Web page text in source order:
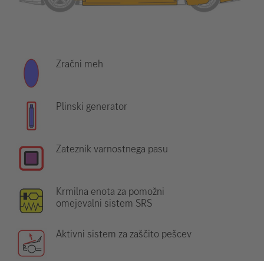
Zračni meh
Plinski generator
Zateznik varnostnega pasu
Krmilna enota za pomožni
omejevalni sistem SRS
Aktivni sistem za zaščito pešcev